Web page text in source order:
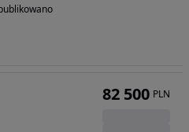
82 500 PLN